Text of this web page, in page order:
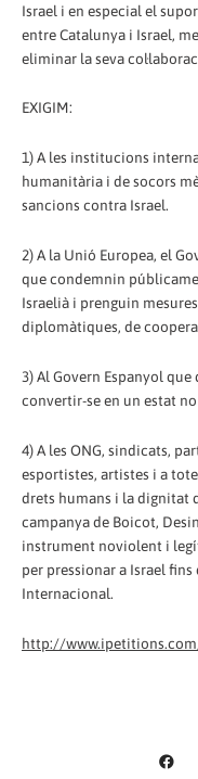
Israel i en especial el
entre Catalunya i Israel,
eliminar la seva
EXIGIM:
1) A les institucions
humanitària i de socors
sancions contra Israel.
2) A la Unió Europea, el
que condemnin
Israelià i prenguin
diplomàtiques, de
3) Al Govern Espanyol
convertir-se en un estat
4) A les ONG, sindicats,
esportistes, artistes i a
drets humans i la dignitat
campanya de Boicot,
instrument noviolent i
per pressionar a Israel
Internacional.
http://